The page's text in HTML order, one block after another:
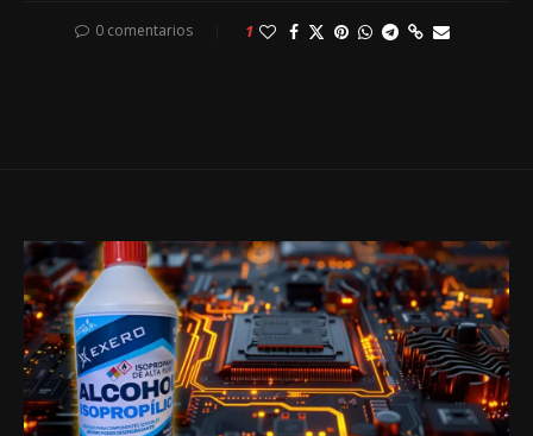
0 comentarios 1